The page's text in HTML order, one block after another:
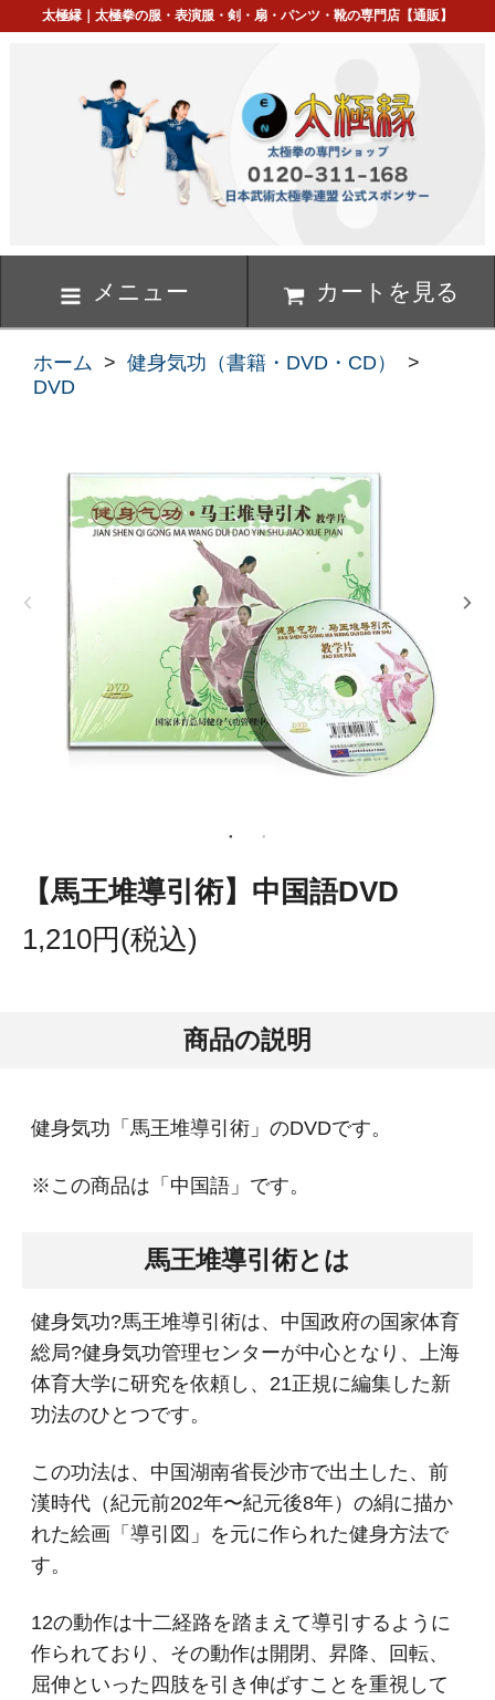
太極縁｜太極拳の服・表演服・剣・扇・パンツ・靴の専門店【通販】
メニュー カートを見る
ホーム > 健身気功（書籍・DVD・CD）
>
DVD
【馬王堆導引術】中国語DVD
1,210円(税込)
商品の説明
健身気功「馬王堆導引術」のDVDです。
※この商品は「中国語」です。
馬王堆導引術とは
健身気功?馬王堆導引術は、中国政府の国家体育
総局?健身気功管理センターが中心となり、上海
体育大学に研究を依頼し、21正規に編集した新
功法のひとつです。
この功法は、中国湖南省長沙市で出土した、前
漢時代（紀元前202年〜紀元後8年）の絹に描か
れた絵画「導引図」を元に作られた健身方法で
す。
12の動作は十二経路を踏まえて導引するように
作られており、その動作は開閉、昇降、回転、
屈伸といった四肢を引き伸ばすことを重視して